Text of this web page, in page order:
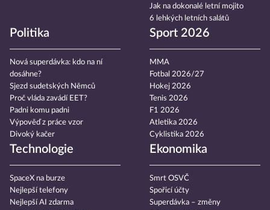
Jak na dokonalé letní mojito
6 lehkých letních salátů
Politika
Nová superdávka: kdo na ní
dosáhne?
Sjezd sudetských Němců
Proč vláda zavádí EET?
Padni komu padni
Výpověď z práce vzor
Divoký kačer
Sport 2026
MMA
Fotbal 2026/27
Hokej 2026
Tenis 2026
F1 2026
Atletika 2026
Cyklistika 2026
Technologie
SpaceX na burze
Nejlepší telefony
Nejlepší AI zdarma
Ekonomika
Smrt OSVČ
Spořicí účty
Superdávka – změny